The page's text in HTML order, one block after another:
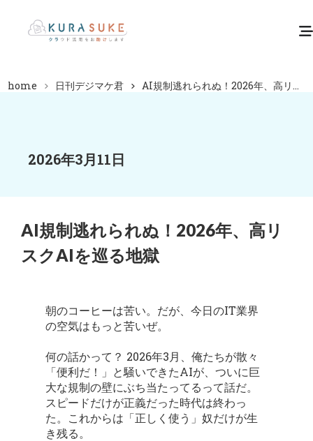
home 日刊デジマケ君 AI規制逃れられぬ！2026年、高リ...
2026年3月11日
AI規制逃れられぬ！2026年、高リ
スクAIを巡る地獄
朝のコーヒーは苦い。だが、今日のIT業界
の空気はもっと苦いぜ。
何の話かって？ 2026年3月、俺たちが散々
「便利だ！」と騒いできたAIが、ついに巨
大な規制の壁にぶち当たってるって話だ。
スピードだけが正義だった時代は終わっ
た。これからは「正しく使う」奴だけが生
き残る。